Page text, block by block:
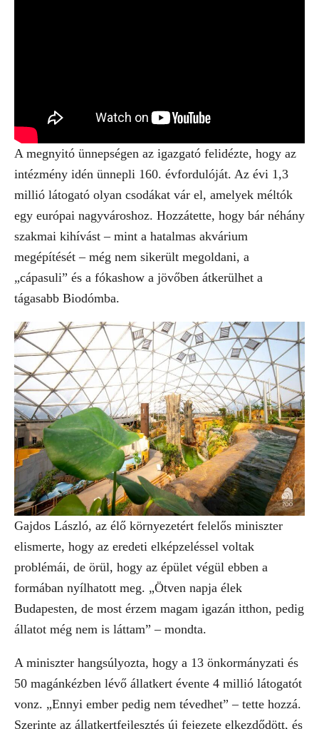
A megnyitó ünnepségen az igazgató felidézte, hogy az
intézmény idén ünnepli 160. évfordulóját. Az évi 1,3
millió látogató olyan csodákat vár el, amelyek méltók
egy európai nagyvároshoz. Hozzátette, hogy bár néhány
szakmai kihívást – mint a hatalmas akvárium
megépítését – még nem sikerült megoldani, a
„cápasuli” és a fókashow a jövőben átkerülhet a
tágasabb Biodómba.
Gajdos László, az élő környezetért felelős miniszter
elismerte, hogy az eredeti elképzeléssel voltak
problémái, de örül, hogy az épület végül ebben a
formában nyílhatott meg. „Ötven napja élek
Budapesten, de most érzem magam igazán itthon, pedig
állatot még nem is láttam” – mondta.
A miniszter hangsúlyozta, hogy a 13 önkormányzati és
50 magánkézben lévő állatkert évente 4 millió látogatót
vonz. „Ennyi ember pedig nem tévedhet” – tette hozzá.
Szerinte az állatkertfejlesztés új fejezete elkezdődött, és